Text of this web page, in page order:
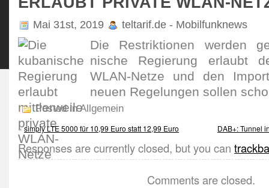
Mai 31st, 2019 teltarif.de - Mobilfunknews
Die Restrik­tionen werden
nische Regie­rung erlaubt
WLAN-Netze und den
neuen Rege­lungen sollen
Posted in Allgemein
«simply LTE 5000 für 10,99 Euro statt 12,99 Euro DAB+: Tunnel
Responses are currently closed, but you can
Comments are closed.